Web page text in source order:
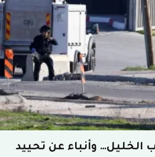
وأنباء عن تحييد